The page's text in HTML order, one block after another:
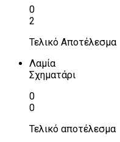
0
2
Τελικό Αποτέλεσμα
Λαμία
Σχηματάρι
0
0
Τελικό αποτέλεσμα